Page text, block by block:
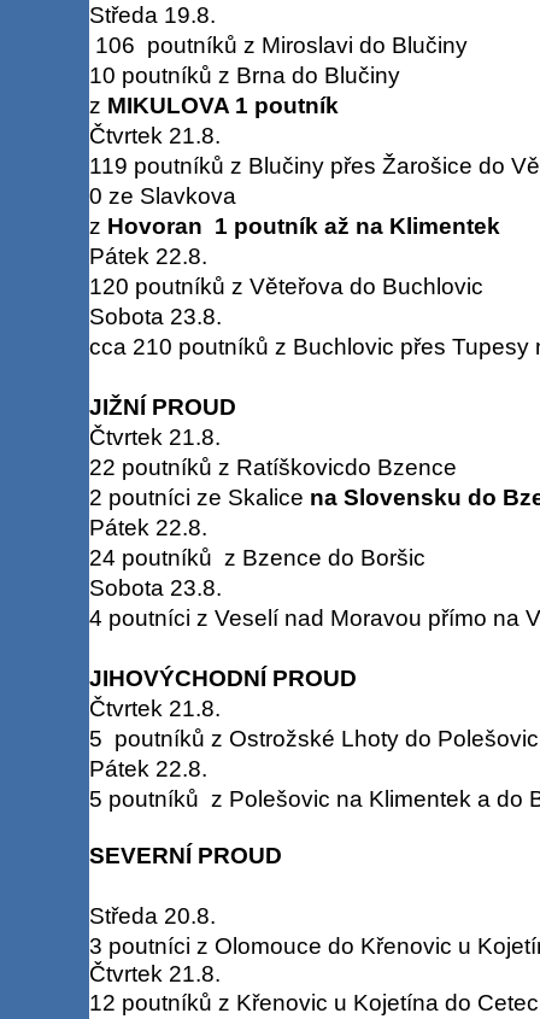
Středa 19.8.
106 poutníků z Miroslavi do Blučiny
10 poutníků z Brna do Blučiny
z MIKULOVA 1 poutník
Čtvrtek 21.8.
119 poutníků z Blučiny přes Žarošice do
0 ze Slavkova
z Hovoran 1 poutník až na Klimentek
Pátek 22.8.
120 poutníků z Věteřova do Buchlovic
Sobota 23.8.
cca 210 poutníků z Buchlovic přes Tupesy
JIŽNÍ PROUD
Čtvrtek 21.8.
22 poutníků z Ratíškovicdo Bzence
2 poutníci ze Skalice na Slovensku do
Pátek 22.8.
24 poutníků z Bzence do Boršic
Sobota 23.8.
4 poutníci z Veselí nad Moravou přímo na
JIHOVÝCHODNÍ PROUD
Čtvrtek 21.8.
5 poutníků z Ostrožské Lhoty do Polešovic
Pátek 22.8.
5 poutníků z Polešovic na Klimentek a do
SEVERNÍ PROUD
Středa 20.8.
3 poutníci z Olomouce do Křenovic u
Čtvrtek 21.8.
12 poutníků z Křenovic u Kojetína do